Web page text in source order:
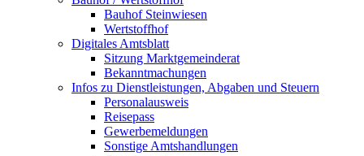
Bauhof Steinwiesen
Wertstoffhof
Digitales Amtsblatt
Sitzung Marktgemeinderat
Bekanntmachungen
Infos zu Dienstleistungen, Abgaben und Steuern
Personalausweis
Reisepass
Gewerbemeldungen
Sonstige Amtshandlungen